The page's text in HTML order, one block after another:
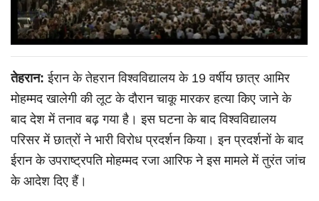
तेहरान:ईरान के तेहरान विश्वविद्यालय के 19 वर्षीय छात्र आमिर
मोहम्मद खालेगी की लूट के दौरान चाकू मारकर हत्या किए जाने के
बाद देश में तनाव बढ़ गया है। इस घटना के बाद विश्वविद्यालय
परिसर में छात्रों ने भारी विरोध प्रदर्शन किया। इन प्रदर्शनों के बाद
ईरान के उपराष्ट्रपति मोहम्मद रजा आरिफ ने इस मामले में तुरंत जांच
के आदेश दिए हैं।